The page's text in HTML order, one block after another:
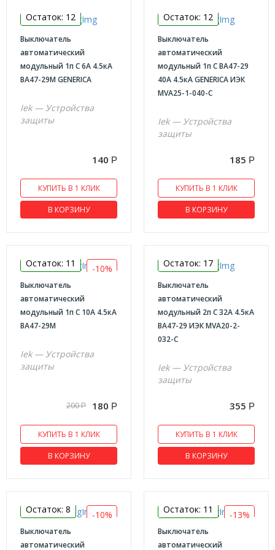
Остаток: 12
Выключатель
автоматический
модульный 1п C 6А 4.5кА
ВА47-29М GENERICA
Iek — Устройства
защиты
140 Р
КУПИТЬ В 1 КЛИК
В КОРЗИНУ
Остаток: 12
Выключатель
автоматический
модульный 1п С ВА47-29
40А 4.5кА GENERICA ИЭК
MVA25-1-040-C
Iek — Устройства
защиты
185 Р
КУПИТЬ В 1 КЛИК
В КОРЗИНУ
-10%
Остаток: 11
Выключатель
автоматический
модульный 1п C 10А 4.5кА
ВА47-29М
Iek — Устройства
защиты
200Р 180 Р
КУПИТЬ В 1 КЛИК
В КОРЗИНУ
Остаток: 17
Выключатель
автоматический
модульный 2п C 32А 4.5кА
ВА47-29 ИЭК MVA20-2-
032-C
Iek — Устройства
защиты
355 Р
КУПИТЬ В 1 КЛИК
В КОРЗИНУ
-10%
Остаток: 8
Выключатель
автоматический
-13%
Остаток: 11
Выключатель
автоматический